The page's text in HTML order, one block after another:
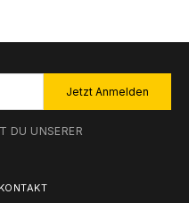
Jetzt Anmelden
DU UNSERER
KONTAKT